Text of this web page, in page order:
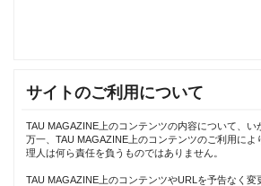
サイトのご利用について
TAU MAGAZINE上のコンテンツの内容について、い
万一、TAU MAGAZINE上のコンテンツのご利用に
理人は何ら責任を負うものではありません。
TAU MAGAZINE上のコンテンツやURLを予告なく